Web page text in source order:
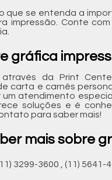
que se entenda a
impressão. Conte
gráfica
da Print
carta e carnês
atendimento
soluções e é
para saber mais!
mais sobre
3299-3600 (11) 5641-